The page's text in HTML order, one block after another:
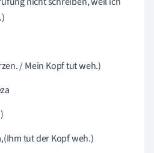
/ Mein Kopf tut weh.)
tut der Kopf weh.)